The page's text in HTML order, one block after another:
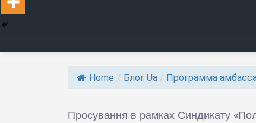
Home / Блог Ua / Программа
Просування в рамках Синдикату